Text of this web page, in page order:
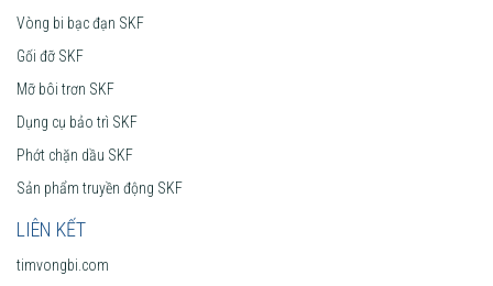
Vòng bi bạc đạn SKF
Gối đỡ SKF
Mỡ bôi trơn SKF
Dụng cụ bảo trì SKF
Phớt chặn dầu SKF
Sản phẩm truyền động SKF
LIÊN KẾT
timvongbi.com